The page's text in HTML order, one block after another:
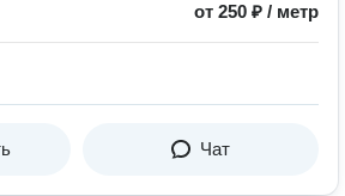
от 250 ₽ / метр
Чат